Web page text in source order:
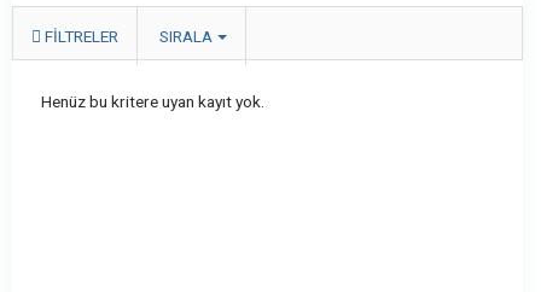
FILTRELER SIRALA
Henüz bu kritere uyan kayıt yok.